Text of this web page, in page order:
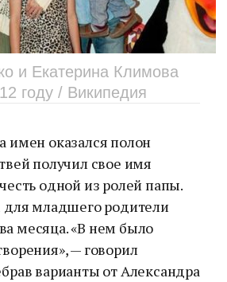
и Екатерина Климова
году / Википедия
имен оказался полон
получил свое имя
одной из ролей папы.
младшего родители
месяца. «В нем было
— говорил
варианты от Александра